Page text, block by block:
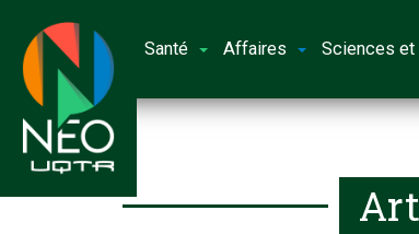
Santé Affaires Sciences